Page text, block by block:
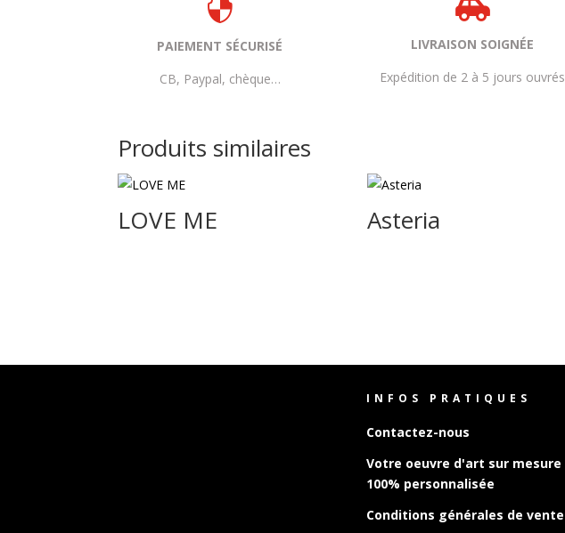

PAIEMENT SÉCURISÉ
CB, Paypal, chèque…

LIVRAISON SOIGNÉE
Expédition de 2 à 5 jours ouvrés
Produits similaires
LOVE ME Asteria
INFOS PRATIQUES
Contactez-nous
Votre oeuvre d'art sur mesure
100% personnalisée
Conditions générales de vente